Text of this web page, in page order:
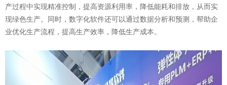
产过程中实现精准控制，提高资源利用率，降低能耗和排放，从而实
现绿色生产。同时，数字化软件还可以通过数据分析和预测，帮助企
业优化生产流程，提高生产效率，降低生产成本。